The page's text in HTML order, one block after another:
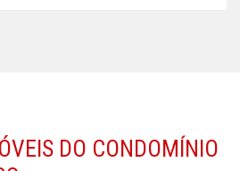
DO CONDOMÍNIO